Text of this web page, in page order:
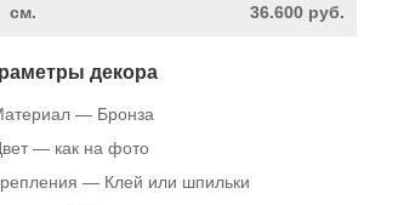
36.600 руб.
см.
декора
— Бронза
— как на фото
— Клей или шпильки